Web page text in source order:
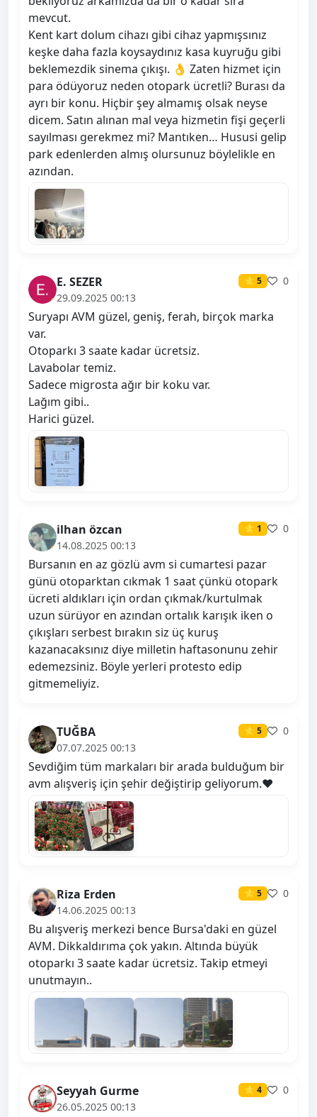
mevcut.
Kent kart dolum cihazı gibi cihaz yapmışsınız
keşke daha fazla koysaydınız kasa kuyruğu gibi
beklemezdik sinema çıkışı. 👌 Zaten hizmet için
para ödüyoruz neden otopark ücretli? Burası da
ayrı bir konu. Hiçbir şey almamış olsak neyse
dicem. Satın alınan mal veya hizmetin fişi geçerli
sayılması gerekmez mi? Mantıken… Hususi gelip
park edenlerden almış olursunuz böylelikle en
azından.
E. SEZER ⭐ 5
0
29.09.2025 00:13
Suryapı AVM güzel, geniş, ferah, birçok marka
var.
Otoparkı 3 saate kadar ücretsiz.
Lavabolar temiz.
Sadece migrosta ağır bir koku var.
Lağım gibi..
Harici güzel.
ilhan özcan ⭐ 1
0
14.08.2025 00:13
Bursanın en az gözlü avm si cumartesi pazar
günü otoparktan cıkmak 1 saat çünkü otopark
ücreti aldıkları için ordan çıkmak/kurtulmak
uzun sürüyor en azından ortalık karışık iken o
çıkışları serbest bırakın siz üç kuruş
kazanacaksınız diye milletin haftasonunu zehir
edemezsiniz. Böyle yerleri protesto edip
gitmemeliyiz.
TUĞBA ⭐ 5
0
07.07.2025 00:13
Sevdiğim tüm markaları bir arada bulduğum bir
avm alışveriş için şehir değiştirip geliyorum.❤️
Riza Erden ⭐ 5
0
14.06.2025 00:13
Bu alışveriş merkezi bence Bursa'daki en güzel
AVM. Dikkaldırıma çok yakın. Altında büyük
otoparkı 3 saate kadar ücretsiz. Takip etmeyi
unutmayın..
Seyyah Gurme ⭐ 4
0
26.05.2025 00:13